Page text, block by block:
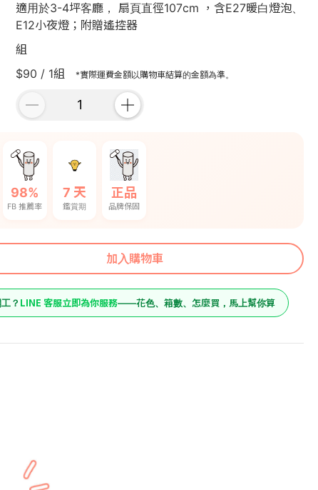
適用於3-4坪客廳， 扇頁直徑107cm ，含E27暖白燈泡、
E12小夜燈；附贈遙控器
組
$90 / 1組 *實際運費金額以購物車結算的金額為準。
98%
FB 推薦率
7 天
鑑賞期
正品
品牌保固
加入購物車
？ LINE 客服立即為你服務——花色、箱數、怎麼買，馬上幫你算
8750